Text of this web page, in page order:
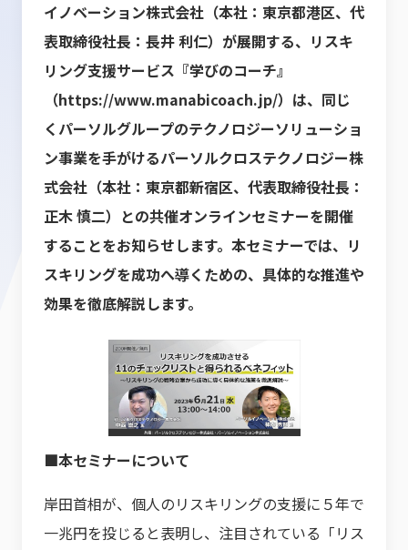
イノベーション株式会社（本社：東京都港区、代
表取締役社長：長井 利仁）が展開する、リスキ
リング支援サービス『学びのコーチ』
（https://www.manabicoach.jp/）は、同じ
くパーソルグループのテクノロジーソリューショ
ン事業を手がけるパーソルクロステクノロジー株
式会社（本社：東京都新宿区、代表取締役社長：
正木 慎二）との共催オンラインセミナーを開催
することをお知らせします。本セミナーでは、リ
スキリングを成功へ導くための、具体的な推進や
効果を徹底解説します。
■本セミナーについて
岸田首相が、個人のリスキリングの支援に５年で
一兆円を投じると表明し、注目されている「リス